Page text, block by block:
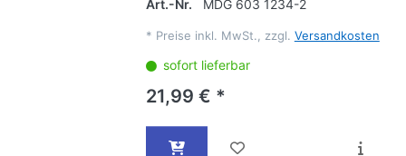
Art.-Nr. MDG 603 1234-2
* Preise inkl. MwSt., zzgl. Versandkosten
sofort lieferbar
21,99 € *